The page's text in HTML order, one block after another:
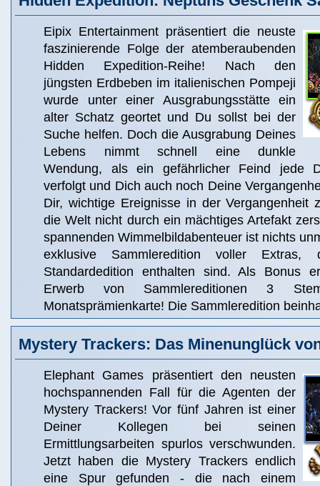
Eipix Entertainment präsentiert die neuste
faszinierende Folge der atemberaubenden
Hidden Expedition-Reihe! Nach den
jüngsten Erdbeben im italienischen Pompeji
wurde unter einer Ausgrabungsstätte ein
alter Schatz geortet und Du sollst bei der
Suche helfen. Doch die Ausgrabung Deines
Lebens nimmt schnell eine dunkle
Wendung, als ein gefährlicher Feind jede
verfolgt und Dich auch noch Deine
Dir, wichtige Ereignisse in der Vergangenheit
die Welt nicht durch ein mächtiges Artefakt
spannenden Wimmelbildabenteuer ist nichts
exklusive Sammleredition voller
Standardedition enthalten sind. Als Bonus
Erwerb von Sammlereditionen 3
Monatsprämienkarte! Die Sammleredition
Mystery Trackers: Das Minenunglück
Elephant Games präsentiert den neusten
hochspannenden Fall für die Agenten der
Mystery Trackers! Vor fünf Jahren ist einer
Deiner Kollegen bei seinen
Ermittlungsarbeiten spurlos verschwunden.
Jetzt haben die Mystery Trackers endlich
eine Spur gefunden - die nach einem